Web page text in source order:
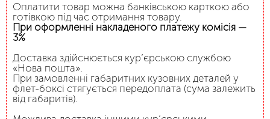
Оплатити товар можна банківською карткою або
готівкою під час отримання товару.
При оформленні накладеного платежу комісія —
3%
Доставка здійснюється кур’єрською службою
«Нова пошта».
При замовленні габаритних кузовних деталей у
флет-боксі стягується передоплата (сума залежить
від габаритів).